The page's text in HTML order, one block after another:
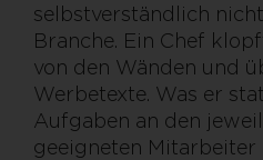
selbstverständlich
Branche. Ein Chef
von den Wänden und
Werbetexte. Was er
Aufgaben an den
geeigneten Mitarbeiter